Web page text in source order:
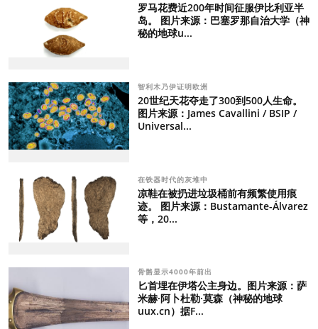
罗马花费近200年时间征服伊比利亚半
岛。 图片来源：巴塞罗那自治大学（神
秘的地球u...
智利木乃伊证明欧洲
20世纪天花夺走了300到500人生命。
图片来源：James Cavallini / BSIP /
Universal...
在铁器时代的灰堆中
凉鞋在被扔进垃圾桶前有频繁使用痕
迹。 图片来源：Bustamante-Álvarez
等，20...
骨骼显示4000年前出
匕首埋在伊塔公主身边。图片来源：萨
米赫·阿卜杜勒·莫森（神秘的地球
uux.cn）据F...